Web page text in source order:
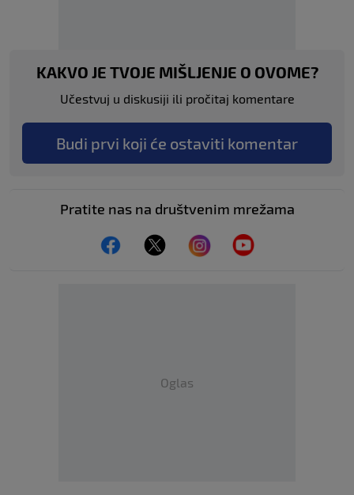
KAKVO JE TVOJE MIŠLJENJE O OVOME?
Učestvuj u diskusiji ili pročitaj komentare
Budi prvi koji će ostaviti komentar
Pratite nas na društvenim mrežama
Oglas